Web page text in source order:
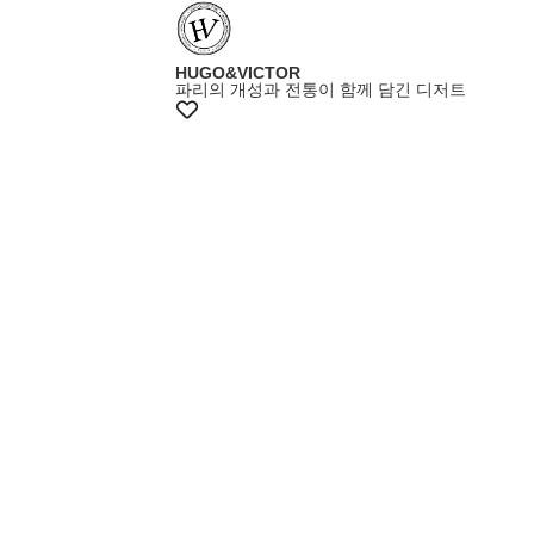
+10%쿠폰
HUGO&VICTOR
파리의 개성과 전통이 함께 담긴 디저트